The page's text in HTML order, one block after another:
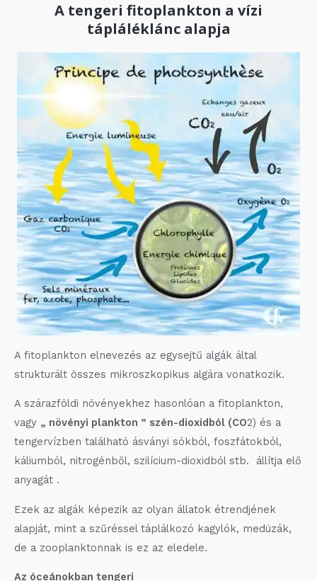
A tengeri fitoplankton a vízi
tápláléklánc alapja
A fitoplankton elnevezés az egysejtű algák által
strukturált összes mikroszkopikus algára vonatkozik.
A szárazföldi növényekhez hasonlóan a fitoplankton,
vagy „ növényi plankton ” szén-dioxidból (CO2) és a
tengervízben található ásványi sókból, foszfátokból,
káliumból, nitrogénből, szilícium-dioxidból stb. állítja elő
anyagát .
Ezek az algák képezik az olyan állatok étrendjének
alapját, mint a szűréssel táplálkozó kagylók, medúzák,
de a zooplanktonnak is ez az eledele.
Az óceánokban tengeri